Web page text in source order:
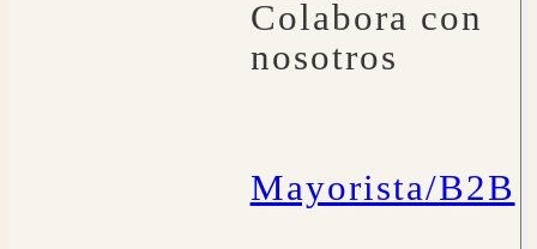
Colabora con
nosotros
Mayorista/B2B